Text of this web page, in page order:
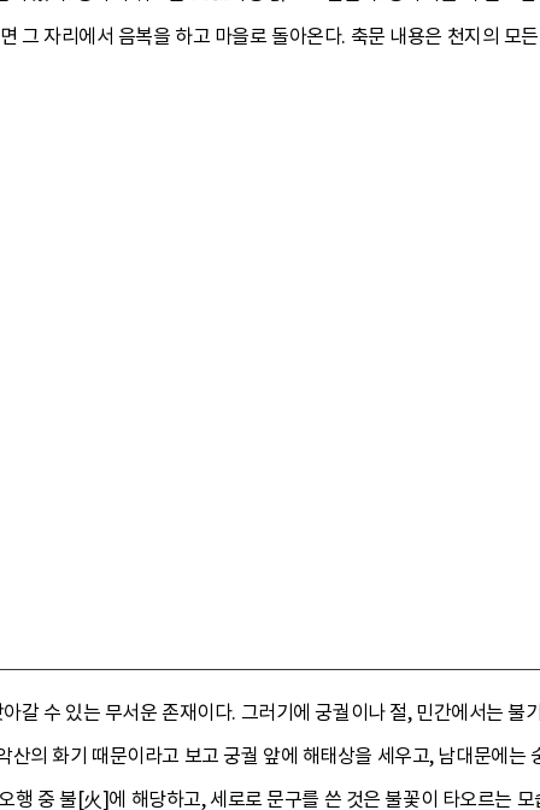
그 자리에서 음복을 하고 마을로 돌아온다. 축문 내용은 천지의 모
갈 수 있는 무서운 존재이다. 그러기에 궁궐이나 절, 민간에서는 불
산의 화기 때문이라고 보고 궁궐 앞에 해태상을 세우고, 남대문에
행 중 불[火]에 해당하고, 세로로 문구를 쓴 것은 불꽃이 타오르는